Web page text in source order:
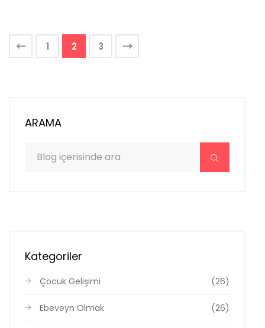
1 2 3
ARAMA
Kategoriler
Çocuk Gelişimi (26)
Ebeveyn Olmak (26)